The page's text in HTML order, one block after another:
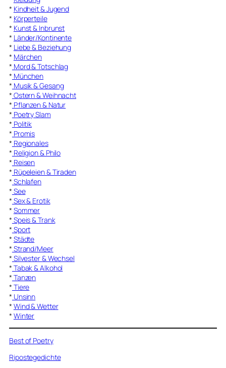
* Kindheit & Jugend
* Körperteile
* Kunst & Inbrunst
* Länder/Kontinente
* Liebe & Beziehung
* Märchen
* Mord & Totschlag
* München
* Musik & Gesang
* Ostern & Weihnacht
* Pflanzen & Natur
* Poetry Slam
* Politik
* Promis
* Regionales
* Religion & Philo
* Reisen
* Rüpeleien & Tiraden
* Schlafen
* See
* Sex & Erotik
* Sommer
* Speis & Trank
* Sport
* Städte
* Strand/Meer
* Silvester & Wechsel
* Tabak & Alkohol
* Tanzen
* Tiere
* Unsinn
* Wind & Wetter
* Winter
Best of Poetry
Ripostegedichte